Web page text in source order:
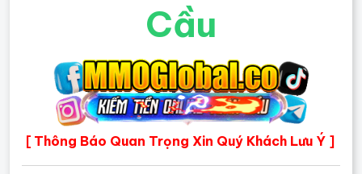
Cầu
[ Thông Báo Quan Trọng Xin Quý Khách Lưu Ý ]